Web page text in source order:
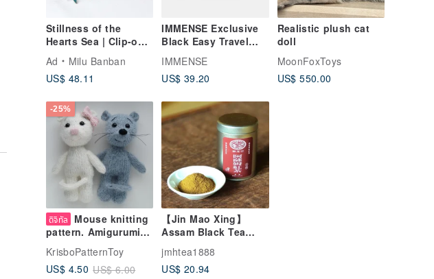
Stillness of the
Hearts Sea | Clip-on
Ad
Milu Banban
US$ 48.11
IMMENSE Exclusive
Black Easy Travel
Customization)
IMMENSE
US$ 39.20
Realistic plush cat
doll
MoonFoxToys
US$ 550.00
-25%
ดิจิทัล
Mouse knitting
pattern. Amigurumi
knit tutorial. Animal.
PDF + VIDEO
KrisboPatternToy
US$ 4.50 US$ 6.00
【Jin Mao Xing】
Assam Black Tea
Powder||| Dessert.
Baking. Special for
tea. Pure natural. No
jmhtea1888
US$ 20.94